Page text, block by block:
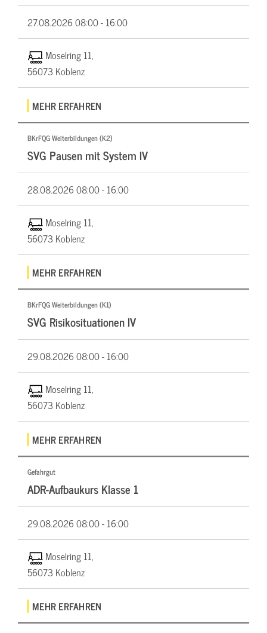
27.08.202608:00 - 16:00
Moselring 11,
56073 Koblenz
MEHR ERFAHREN
BKrFQG Weiterbildungen (K2)
SVG Pausen mit System IV
28.08.202608:00 - 16:00
Moselring 11,
56073 Koblenz
MEHR ERFAHREN
BKrFQG Weiterbildungen (K1)
SVG Risikosituationen IV
29.08.202608:00 - 16:00
Moselring 11,
56073 Koblenz
MEHR ERFAHREN
Gefahrgut
ADR-Aufbaukurs Klasse 1
29.08.202608:00 - 16:00
Moselring 11,
56073 Koblenz
MEHR ERFAHREN